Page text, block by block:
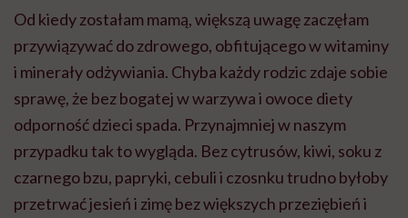
Od kiedy zostałam mamą, większą uwagę zaczęłam
przywiązywać do zdrowego, obfitującego w witaminy
i minerały odżywiania. Chyba każdy rodzic zdaje sobie
sprawę, że bez bogatej w warzywa i owoce diety
odporność dzieci spada. Przynajmniej w naszym
przypadku tak to wygląda. Bez cytrusów, kiwi, soku z
czarnego bzu, papryki, cebuli i czosnku trudno byłoby
przetrwać jesień i zimę bez większych przeziębień i